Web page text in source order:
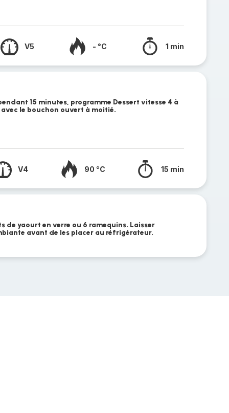
V5 - °C 1 min
15 minutes, programme Dessert vitesse 4 à
le bouchon ouvert à moitié.
V4 90 °C 15 min
de yaourt en verre ou 6 ramequins. Laisser
avant de les placer au réfrigérateur.